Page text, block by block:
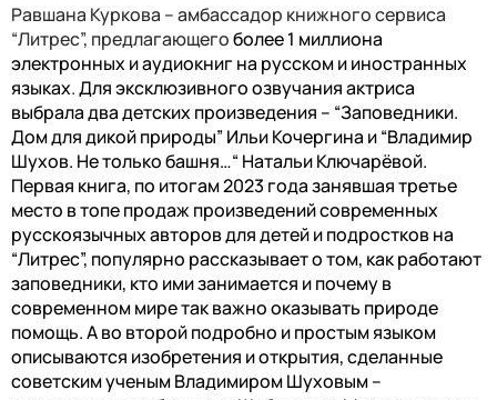
Равшана Куркова – амбассадор книжного сервиса
“Литрес”, предлагающегоболее 1 миллиона
электронных и аудиокниг на русском и иностранных
языках.Для эксклюзивного озвучания актриса
выбрала два детских произведения – “Заповедники.
Дом для дикой природы” Ильи Кочергина и “Владимир
Шухов. Не только башня…“ Натальи Ключарёвой.
Первая книга, по итогам 2023 года занявшая третье
место в топе продаж произведений современных
русскоязычных авторов для детей и подростков на
“Литрес”, популярно рассказывает о том, как работают
заповедники, кто ими занимается и почему в
современном мире так важно оказывать природе
помощь. А во второй подробно и простым языком
описываются изобретения и открытия, сделанные
советским ученым Владимиром Шуховым –